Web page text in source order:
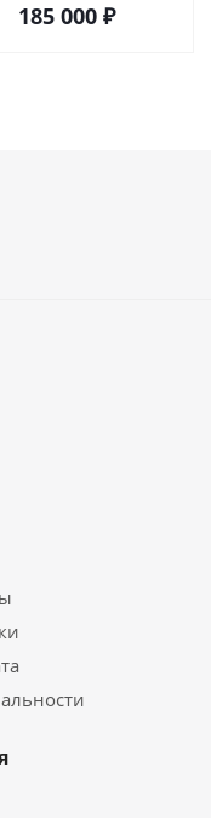
185 000 ₽